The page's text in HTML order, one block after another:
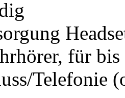
für bis
Telefonie